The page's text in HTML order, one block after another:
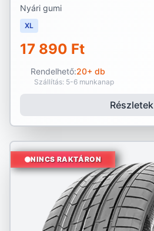
Nyári gumi
XL
17 890 Ft
Rendelhető:20+ db
Szállítás: 5-6 munkanap
Részletek
NINCS RAKTÁRON